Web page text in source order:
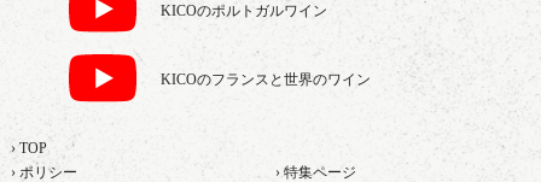
KICOのポルトガルワイン
KICOのフランスと世界のワイン
› TOP
› ポリシー
› 特集ページ